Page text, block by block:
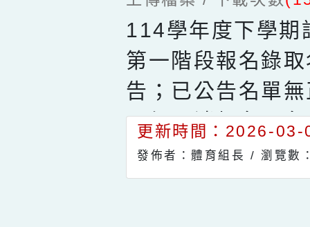
114學年度下學期
第一階段報名錄
告；已公告名單
不得取消報名。
團將開放第二階
09(一)09:00-
更新時間：2026-
發佈者：體育組長 /瀏覽數